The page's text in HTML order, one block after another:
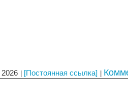
[Постоянная ссылка]